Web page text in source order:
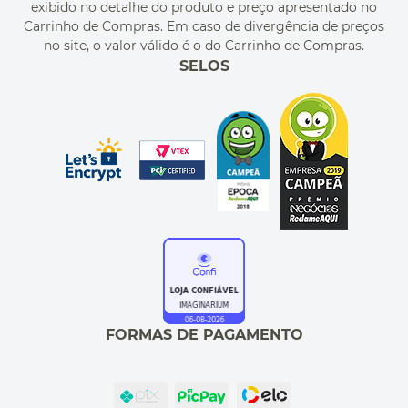
CUPONS DE DESCONTO
exibido no detalhe do produto e preço apresentado no
Carrinho de Compras. Em caso de divergência de preços
no site, o valor válido é o do Carrinho de Compras.
SELOS
FORMAS DE PAGAMENTO